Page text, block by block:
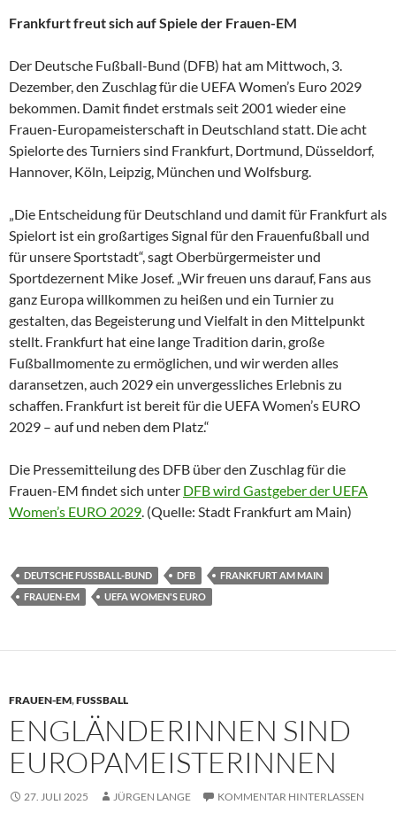
Frankfurt freut sich auf Spiele der Frauen-EM
Der Deutsche Fußball-Bund (DFB) hat am Mittwoch, 3.
Dezember, den Zuschlag für die UEFA Women’s Euro 2029
bekommen. Damit findet erstmals seit 2001 wieder eine
Frauen-Europameisterschaft in Deutschland statt. Die acht
Spielorte des Turniers sind Frankfurt, Dortmund, Düsseldorf,
Hannover, Köln, Leipzig, München und Wolfsburg.
„Die Entscheidung für Deutschland und damit für Frankfurt als
Spielort ist ein großartiges Signal für den Frauenfußball und
für unsere Sportstadt“, sagt Oberbürgermeister und
Sportdezernent Mike Josef. „Wir freuen uns darauf, Fans aus
ganz Europa willkommen zu heißen und ein Turnier zu
gestalten, das Begeisterung und Vielfalt in den Mittelpunkt
stellt. Frankfurt hat eine lange Tradition darin, große
Fußballmomente zu ermöglichen, und wir werden alles
daransetzen, auch 2029 ein unvergessliches Erlebnis zu
schaffen. Frankfurt ist bereit für die UEFA Women’s EURO
2029 – auf und neben dem Platz.“
Die Pressemitteilung des DFB über den Zuschlag für die
Frauen-EM findet sich unter DFB wird Gastgeber der UEFA
Women’s EURO 2029. (Quelle: Stadt Frankfurt am Main)
DEUTSCHE FUSSBALL-BUND DFB
FRANKFURT AM MAIN
FRAUEN-EM
UEFA WOMEN'S EURO
FRAUEN-EM,FUSSBALL
ENGLÄNDERINNEN SIND
EUROPAMEISTERINNEN
27. JULI 2025 JÜRGEN LANGE KOMMENTAR HINTERLASSEN